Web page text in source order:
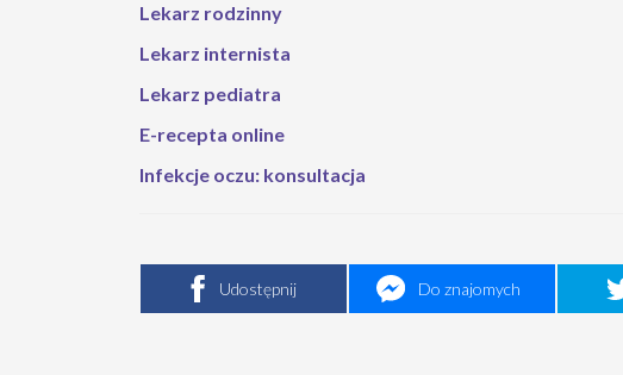
Lekarz rodzinny
Lekarz internista
Lekarz pediatra
E-recepta online
Infekcje oczu: konsultacja
Udostępnij Do znajomych